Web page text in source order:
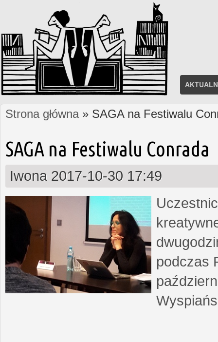
Jesteś tutaj
Strona główna» SAGA na Festiwalu
SAGA na Festiwalu Conrada
Iwona 2017-10-30 17:49
podczas